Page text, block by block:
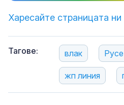
Харесайте страницата
Тагове: влак Русе
жп линия